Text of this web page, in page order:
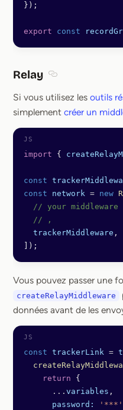
});
export const
Relay
Si vous utilisez les outils
simplement créer un
import {
const
const network = new
  // your middleware
  // ,
  trackerMiddleware
,
]);
Vous pouvez passer une
createRelayMiddleware
données avant de les
const trackerLink =
    return
{
      ...
variables ,
      password:
'***'